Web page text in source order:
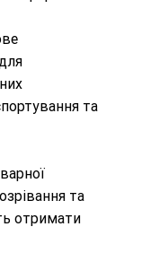
та
та
отримати